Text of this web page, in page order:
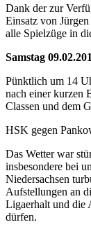
Dank der zur
Einsatz von
alle Spielzüge in
Samstag
Pünktlich um 14
nach einer kurzen
Classen und dem
HSK gegen
Das Wetter war
insbesondere bei
Niedersachsen
Aufstellungen an
Ligaerhalt und die
dürfen.